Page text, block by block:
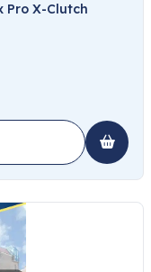
Pro X-Clutch